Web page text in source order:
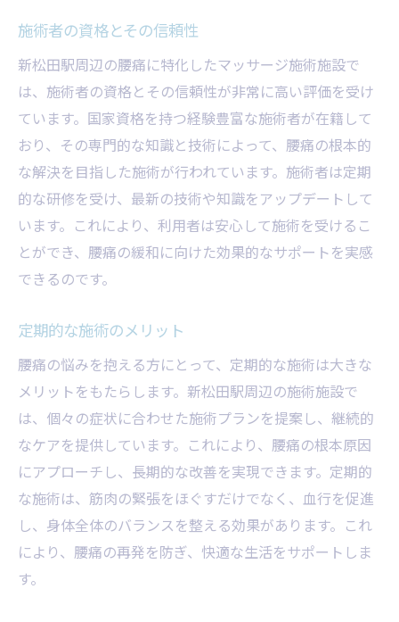
施術者の資格とその信頼性
新松田駅周辺の腰痛に特化したマッサージ施術施設で
は、施術者の資格とその信頼性が非常に高い評価を受け
ています。国家資格を持つ経験豊富な施術者が在籍して
おり、その専門的な知識と技術によって、腰痛の根本的
な解決を目指した施術が行われています。施術者は定期
的な研修を受け、最新の技術や知識をアップデートして
います。これにより、利用者は安心して施術を受けるこ
とができ、腰痛の緩和に向けた効果的なサポートを実感
できるのです。
定期的な施術のメリット
腰痛の悩みを抱える方にとって、定期的な施術は大きな
メリットをもたらします。新松田駅周辺の施術施設で
は、個々の症状に合わせた施術プランを提案し、継続的
なケアを提供しています。これにより、腰痛の根本原因
にアプローチし、長期的な改善を実現できます。定期的
な施術は、筋肉の緊張をほぐすだけでなく、血行を促進
し、身体全体のバランスを整える効果があります。これ
により、腰痛の再発を防ぎ、快適な生活をサポートしま
す。